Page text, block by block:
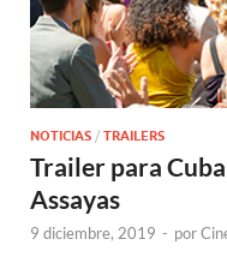
NOTICIAS / TRAILERS
Trailer para
Assayas
9 diciembre, 2019 - por